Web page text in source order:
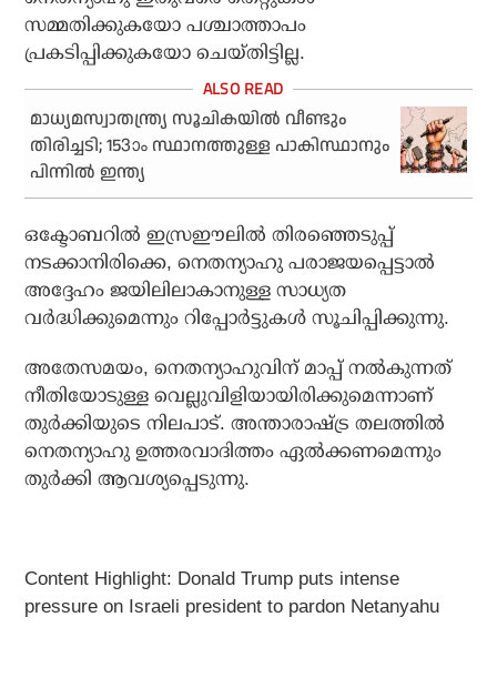
സമ്മതിക്കുകയോ പശ്ചാത്താപം
പ്രകടിപ്പിക്കുകയോ ചെയ്തിട്ടില്ല.
മാധ്യമസ്വാതന്ത്ര്യ സൂചികയില്‍ വീണ്ടും
തിരിച്ചടി; 153ാം സ്ഥാനത്തുള്ള പാകിസ്ഥാനും
പിന്നില്‍ ഇന്ത്യ
ഒക്ടോബറില്‍ ഇസ്രഈലില്‍ തിരഞ്ഞെടുപ്പ്
നടക്കാനിരിക്കെ, നെതന്യാഹു പരാജയപ്പെട്ടാല്‍
അദ്ദേഹം ജയിലിലാകാനുള്ള സാധ്യത
വര്‍ദ്ധിക്കുമെന്നും റിപ്പോര്‍ട്ടുകള്‍ സൂചിപ്പിക്കുന്നു.
അതേസമയം, നെതന്യാഹുവിന് മാപ്പ് നല്‍കുന്നത്
നീതിയോടുള്ള വെല്ലുവിളിയായിരിക്കുമെന്നാണ്
തുര്‍ക്കിയുടെ നിലപാട്. അന്താരാഷ്ട്ര തലത്തില്‍
നെതന്യാഹു ഉത്തരവാദിത്തം ഏല്‍ക്കണമെന്നും
തുര്‍ക്കി ആവശ്യപ്പെടുന്നു.
Content Highlight: Donald Trump puts intense
pressure on Israeli president to pardon Netanyahu